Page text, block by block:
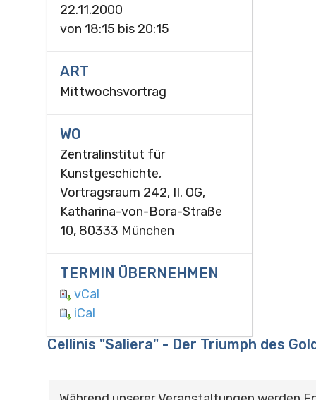
22.11.2000
von 18:15 bis 20:15
ART
Mittwochsvortrag
WO
Zentralinstitut für
Kunstgeschichte,
Vortragsraum 242, II. OG,
Katharina-von-Bora-Straße
10, 80333 München
TERMIN ÜBERNEHMEN
vCal
iCal
Cellinis "Saliera" - Der Triumph des